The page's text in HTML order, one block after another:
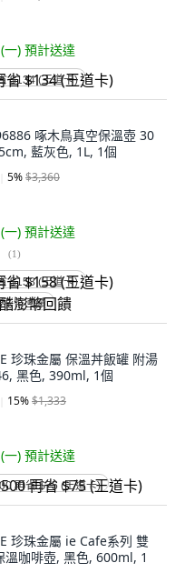
一) 預計送達
$134 (王道卡)
啄木鳥真空保溫壺 30
藍灰色, 1L, 1個
5%$3,360
一) 預計送達
(1)
$158 (王道卡)
幣回饋
珍珠金屬 保溫丼飯罐 附湯
黑色, 390ml, 1個
15%$1,333
一) 預計送達
再省 $75 (王道卡)
珍珠金屬 ie Cafe系列 雙
溫咖啡壺, 黑色, 600ml, 1